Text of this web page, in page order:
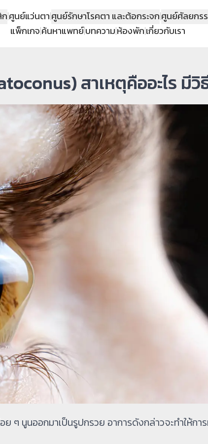
|ศูนย์แว่นตา|ศูนย์รักษาโรคตา และต้อกระจก|ศูนย์ศัลยกร
แพ็กเกจ|ค้นหาแพทย์|บทความ|ห้องพัก|เกี่ยวกับเรา
สาเหตุคืออะไร มีวิ
ๆ นูนออกมาเป็นรูปกรวย อาการดังกล่าวจะทำให้กา